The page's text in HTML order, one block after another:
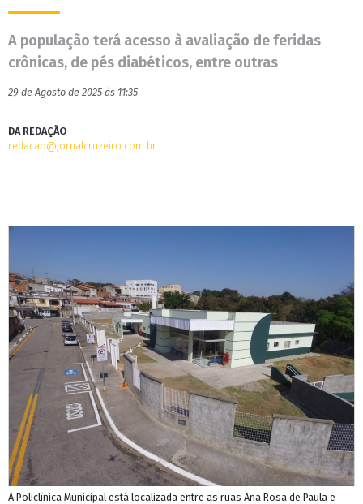
A população terá acesso à avaliação de feridas
crônicas, de pés diabéticos, entre outras
29 de Agosto de 2025 às 11:35
DA REDAÇÃO
redacao@jornalcruzeiro.com.br
A Policlínica Municipal está localizada entre as ruas Ana Rosa de Paula e